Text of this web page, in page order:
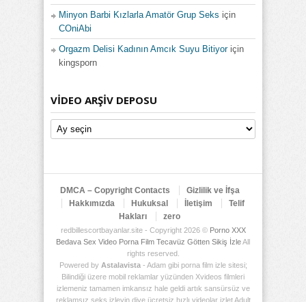
Minyon Barbi Kızlarla Amatör Grup Seks için
COniAbi
Orgazm Delisi Kadının Amcık Suyu Bitiyoriçin
kingsporn
VIDEO ARŞIV DEPOSU
Video
Arşiv
DMCA – Copyright Contacts
Gizlilik ve İfşa
Hakkımızda
Hukuksal İletişim
Telif
Hakları
zero
redbillescortbayanlar.site - Copyright 2026 © Porno XXX
Bedava Sex Video Porna Film Tecavüz Götten Sikiş İzleAll
rights reserved.
Powered by Astalavista- Adam gibi porna film izle sitesi;
Bilindiği üzere mobil reklamlar yüzünden Xvideos filmleri
izlemeniz tamamen imkansız hale geldi artık sansürsüz ve
reklamsız seks izleyin diye ücretsiz hızlı videolar izlet Adult